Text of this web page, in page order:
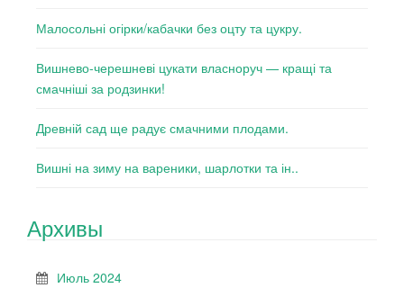
Малосольні огірки/кабачки без оцту та цукру.
Вишнево-черешневі цукати власноруч — кращі та
смачніші за родзинки!
Древній сад ще радує смачними плодами.
Вишні на зиму на вареники, шарлотки та ін..
Архивы
Июль 2024